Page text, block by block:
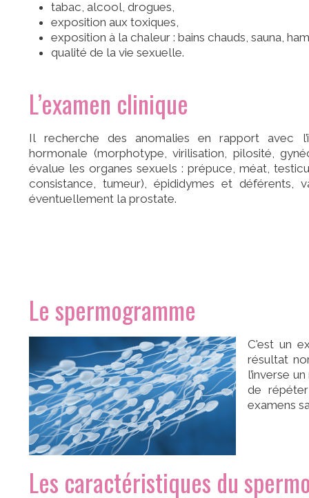
tabac, alcool, drogues,
exposition aux toxiques,
exposition à la chaleur : bains chauds, sauna,
qualité de la vie sexuelle.
L’examen clinique
Il recherche des anomalies en rapport avec
hormonale (morphotype, virilisation, pilosité,
évalue les organes sexuels : prépuce, méat,
consistance, tumeur), épididymes et déférents,
éventuellement la prostate.
Le spermogramme
C'est un
résultat
l’inverse
de
examens
Les caractéristiques du